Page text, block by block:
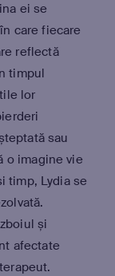
ei se
care fiecare
reflectă
timpul
lor
sau
o imagine vie
timp, Lydia se
și
afectate